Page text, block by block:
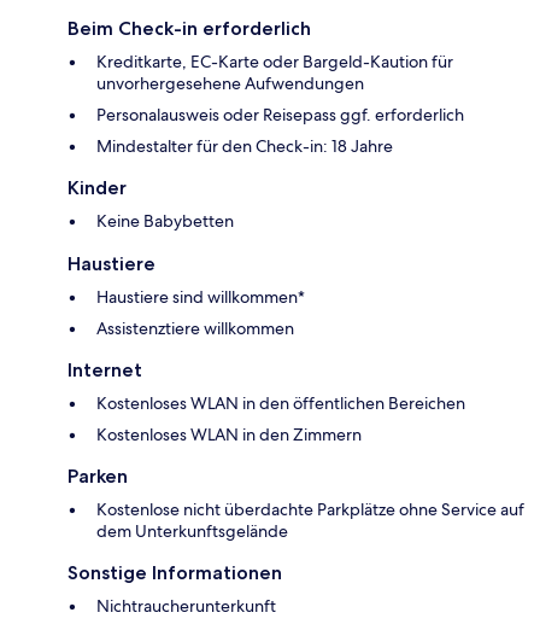
Beim Check-in erforderlich
Kreditkarte, EC-Karte oder Bargeld-Kaution für
unvorhergesehene Aufwendungen
Personalausweis oder Reisepass ggf. erforderlich
Mindestalter für den Check-in: 18 Jahre
Kinder
Keine Babybetten
Haustiere
Haustiere sind willkommen*
Assistenztiere willkommen
Internet
Kostenloses WLAN in den öffentlichen Bereichen
Kostenloses WLAN in den Zimmern
Parken
Kostenlose nicht überdachte Parkplätze ohne Service auf
dem Unterkunftsgelände
Sonstige Informationen
Nichtraucherunterkunft